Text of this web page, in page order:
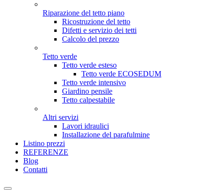
Riparazione del tetto piano
Ricostruzione del tetto
Difetti e servizio dei tetti
Calcolo del prezzo
Tetto verde
Tetto verde esteso
Tetto verde ECOSEDUM
Tetto verde intensivo
Giardino pensile
Tetto calpestabile
Altri servizi
Lavori idraulici
Installazione del parafulmine
Listino prezzi
REFERENZE
Blog
Contatti